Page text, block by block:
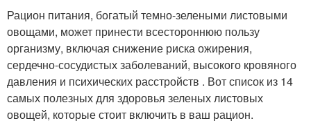
Рацион питания, богатый темно-зелеными листовыми
овощами, может принести всестороннюю пользу
организму, включая снижение риска ожирения,
сердечно-сосудистых заболеваний, высокого кровяного
давления и психических расстройств . Вот список из 14
самых полезных для здоровья зеленых листовых
овощей, которые стоит включить в ваш рацион.